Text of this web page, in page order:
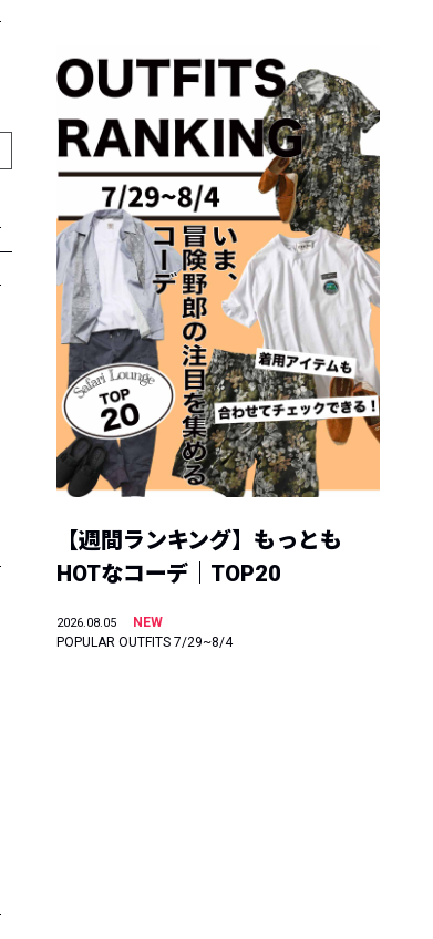
【週間ランキング】もっとも
HOTなコーデ｜TOP20
2026.08.05
NEW
POPULAR OUTFITS 7/29~8/4